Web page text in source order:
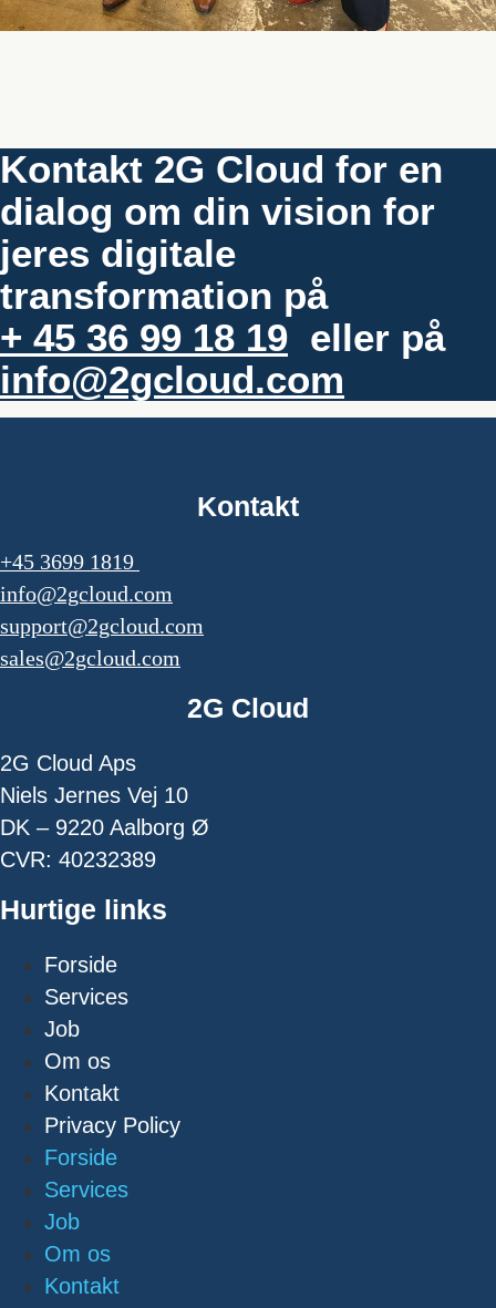
Kontakt 2G Cloud for en
dialog om din vision for
jeres digitale
transformation på
+ 45 36 99 18 19 eller på
info@2gcloud.com
Kontakt
+45 3699 1819
info@2gcloud.com
support@2gcloud.com
sales@2gcloud.com
2G Cloud
2G Cloud Aps
Niels Jernes Vej 10
DK – 9220 Aalborg Ø
CVR: 40232389
Hurtige links
Forside
Services
Job
Om os
Kontakt
Privacy Policy
Forside
Services
Job
Om os
Kontakt